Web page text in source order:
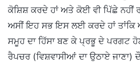
ਕੋਸ਼ਿਸ਼ ਕਰਦੇ ਹਾਂ ਅਤੇ ਕੋਈ ਵੀ ਪਿੱਛੇ ਨਹੀਂ
ਅਸੀਂ ਇਹ ਸਭ ਇਸ ਲਈ ਕਰਦੇ ਹਾਂ ਤਾਂਕਿ
ਸਮੂਹ ਦਾ ਹਿੱਸਾ ਬਣ ਕੇ ਪ੍ਰਭੂ ਦੇ ਪਰਗਟ
ਰੈਪਚਰ (ਵਿਸ਼ਵਾਸੀਆਂ ਦਾ ਉਠਾਏ ਜਾਣਾ)